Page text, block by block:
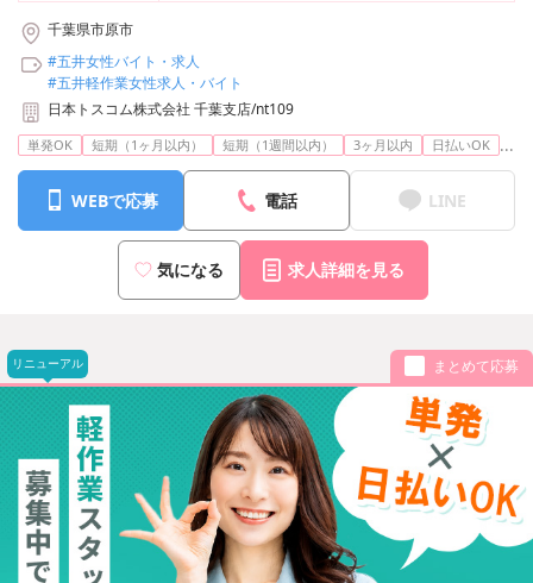
千葉県市原市
#五井女性バイト・求人
#五井軽作業女性求人・バイト
日本トスコム株式会社 千葉支店/nt109
単発OK 短期（1ヶ月以内） 短期（1週間以内） 3ヶ月以内 日払いOK ...
WEBで応募 電話 LINE
気になる 求人詳細を見る
リニューアル まとめて応募